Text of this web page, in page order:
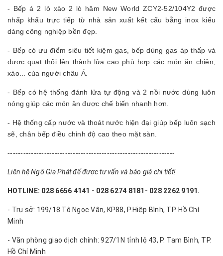
- Bếp á 2 lò xào 2 lò hâm New World ZCY2-52/104Y2 được
nhấp khẩu trực tiếp từ nhà sản xuất kết cấu bằng inox kiểu
dáng công nghiệp bền đẹp.
- Bếp có ưu điểm siêu tiết kiệm gas, bếp dùng gas áp thấp và
được quạt thổi lên thành lửa cao phù hợp các món ăn chiên,
xào... của người châu Á.
- Bếp có hệ thống đánh lửa tự động và 2 nồi nước dùng luôn
nóng giúp các món ăn được chế biến nhanh hơn.
- Hệ thống cấp nước và thoát nước hiện đại giúp bếp luôn sạch
sẽ, chân bếp điều chỉnh độ cao theo mặt sàn.
----------------------------------------------------------------
Liên hệ Ngô Gia Phát để được tư vấn và báo giá chi tiết!
HOTLINE: 028 6656 4141 - 028 6274 8181- 028 2262 9191.
- Trụ sở: 199/18 Tô Ngọc Vân, KP88, P.Hiệp Bình, TP. Hồ Chí
Minh
- Văn phòng giao dịch chính: 927/1N tỉnh lộ 43, P. Tam Bình, TP.
Hồ Chí Minh